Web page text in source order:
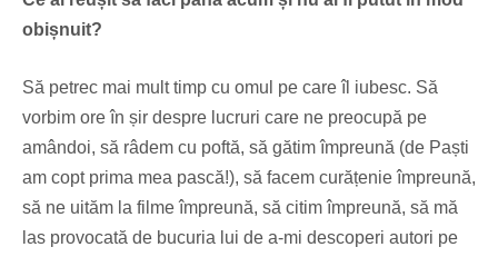
obișnuit?
Să petrec mai mult timp cu omul pe care îl iubesc. Să
vorbim ore în șir despre lucruri care ne preocupă pe
amândoi, să râdem cu poftă, să gătim împreună (de Paști
am copt prima mea pască!), să facem curățenie împreună,
să ne uităm la filme împreună, să citim împreună, să mă
las provocată de bucuria lui de a-mi descoperi autori pe